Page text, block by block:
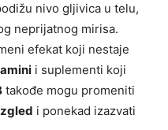
nivo gljivica u telu,
neprijatnog mirisa.
efekat koji nestaje
i suplementi koji
takođe mogu promeniti
i ponekad izazvati